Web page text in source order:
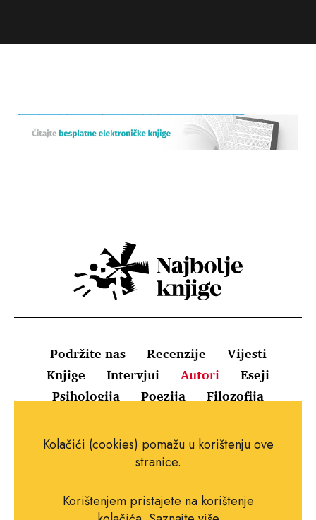
Podržite nas Recenzije
Vijesti
Knjige
Intervjui Autori
Eseji
Psihologija
Poezija Filozofija
Uvjeti korištenja
Pravila o kolačićima
Impressum
Kolačići (cookies) pomažu u korištenju ove
stranice.
Korištenjem pristajete na korištenje